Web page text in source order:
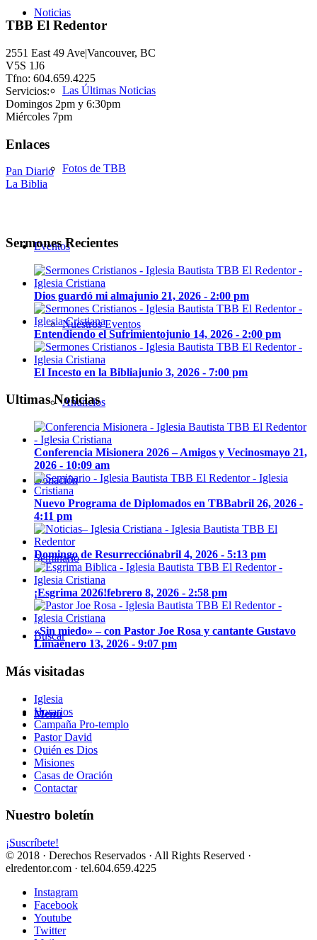
Noticias
Las Últimas Noticias
Fotos de TBB
Eventos
Nuestros Eventos
Anuncios
Donación
Seminario
Buscar
Menú
TBB El Redentor
2551 East 49 Ave|Vancouver, BC
V5S 1J6
Tfno: 604.659.4225
Servicios:
Domingos 2pm y 6:30pm
Miércoles 7pm
Enlaces
Pan Diario
La Biblia
Sermones Recientes
Dios guardó mi almajunio 21, 2026 - 2:00 pm
Entendiendo el Sufrimientojunio 14, 2026 - 2:00 pm
El Incesto en la Bibliajunio 3, 2026 - 7:00 pm
Ultimas Noticias
Conferencia Misionera 2026 – Amigos y Vecinosmayo 21,
2026 - 10:09 am
Nuevo Programa de Diplomados en TBBabril 26, 2026 -
4:11 pm
Domingo de Resurrecciónabril 4, 2026 - 5:13 pm
¡Esgrima 2026!febrero 8, 2026 - 2:58 pm
«Sin miedo» – con Pastor Joe Rosa y cantante Gustavo
Limaenero 13, 2026 - 9:07 pm
Más visitadas
Iglesia
Horarios
Campaña Pro-templo
Pastor David
Quién es Dios
Misiones
Casas de Oración
Contactar
Nuestro boletín
¡Suscríbete!
© 2018 · Derechos Reservados · All Rights Reserved ·
elredentor.com · tel.604.659.4225
Instagram
Facebook
Youtube
Twitter